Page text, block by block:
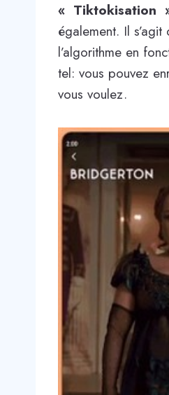
« Tiktokisation
également. Il
l’algorithme en
tel: vous pouvez
vous voulez.